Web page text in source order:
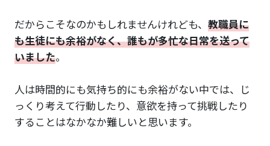
だからこそなのかもしれませんけれども、 教職員に
も生徒にも余裕がなく、誰もが多忙な日常を送って
いました。
人は時間的にも気持ち的にも余裕がない中では、じ
っくり考えて行動したり、意欲を持って挑戦したり
することはなかなか難しいと思います。